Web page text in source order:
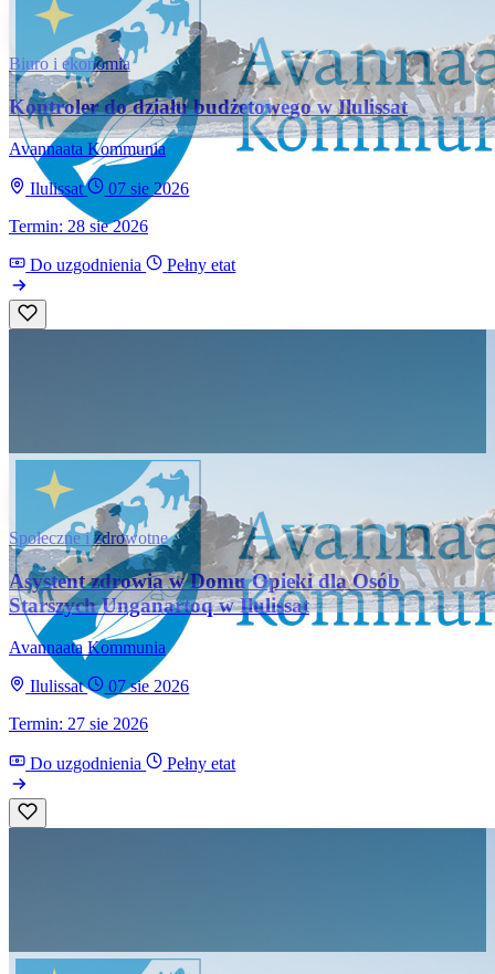
Biuro i ekonomia
Kontroler do działu budżetowego w Ilulissat
Avannaata Kommunia
Ilulissat
07 sie 2026
Termin: 28 sie 2026
Do uzgodnienia Pełny etat
Społeczne i zdrowotne
Asystent zdrowia w Domu Opieki dla Osób
Starszych Unganartoq w Ilulissat
Avannaata Kommunia
Ilulissat
07 sie 2026
Termin: 27 sie 2026
Do uzgodnienia Pełny etat